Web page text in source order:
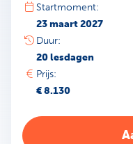
Startmoment:
23 maart 2027
Duur:
20 lesdagen
Prijs:
€ 8.130